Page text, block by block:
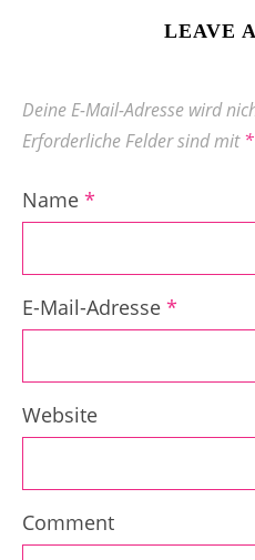
LEAVE
Deine E-Mail-Adresse wird
Erforderliche Felder sind mit*
Name *
E-Mail-Adresse *
Website
Comment